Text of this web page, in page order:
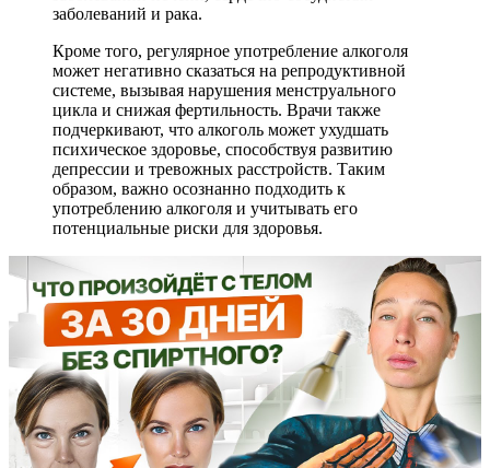
заболеваний и рака.
Кроме того, регулярное употребление алкоголя
может негативно сказаться на репродуктивной
системе, вызывая нарушения менструального
цикла и снижая фертильность. Врачи также
подчеркивают, что алкоголь может ухудшать
психическое здоровье, способствуя развитию
депрессии и тревожных расстройств. Таким
образом, важно осознанно подходить к
употреблению алкоголя и учитывать его
потенциальные риски для здоровья.